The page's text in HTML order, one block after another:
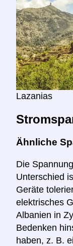
Lazanias
Ähnliche
Die
Unterschied
Geräte
elektrisches
Albanien in
Bedenken
haben, z. B.